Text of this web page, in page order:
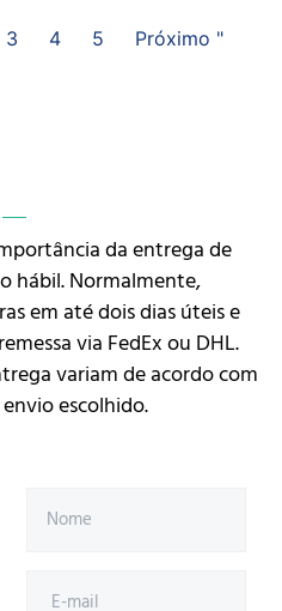
3 4 5 Próximo "
da entrega de
hábil. Normalmente,
em até dois dias úteis e
via FedEx ou DHL.
variam de acordo com
escolhido.